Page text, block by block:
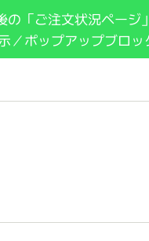
「ご注文状況ペー
ポップアップブロッ